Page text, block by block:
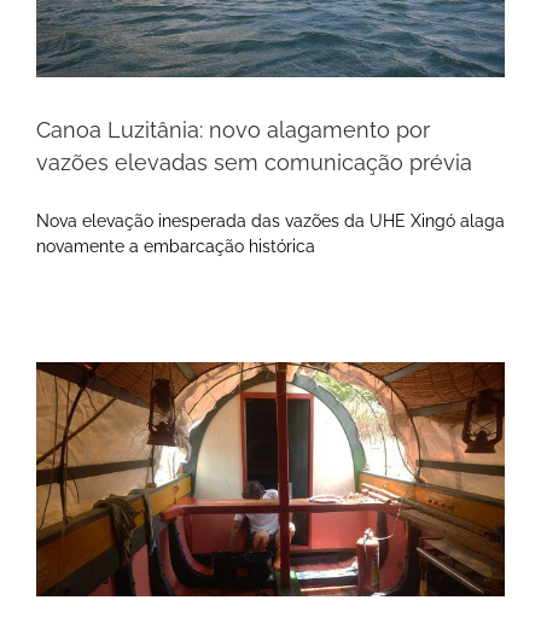
Canoa Luzitânia: novo alagamento por
vazões elevadas sem comunicação prévia
Nova elevação inesperada das vazões da UHE Xingó alaga
novamente a embarcação histórica